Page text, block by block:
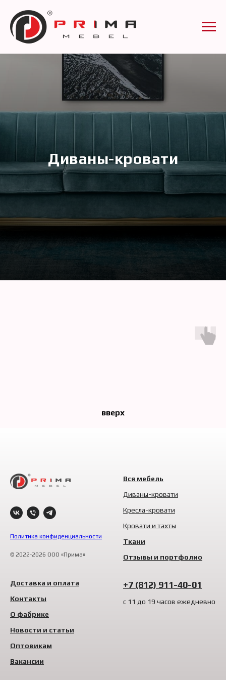
Диваны-кровати
вверх
Политика конфиденциальности
© 2022-2026 ООО «Прима»
Вся мебель
Диваны-кровати
Кресла-кровати
Кровати и тахты
Ткани
Отзывы и портфолио
Доставка и оплата
Контакты
О фабрике
Новости и статьи
Оптовикам
Вакансии
+7 (812) 911-40-01
с 11 до 19 часов ежедневно